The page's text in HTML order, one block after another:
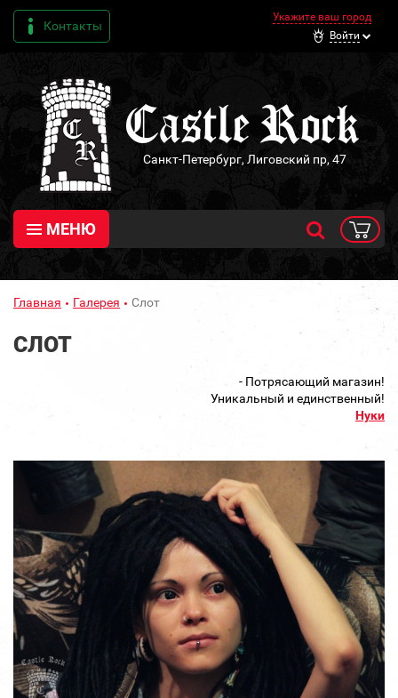
Контакты
Укажите ваш город
Войти
Санкт-Петербург, Лиговский пр, 47
МЕНЮ
Главная Галерея Слот
СЛОТ
- Потрясающий магазин!
Уникальный и единственный!
Нуки